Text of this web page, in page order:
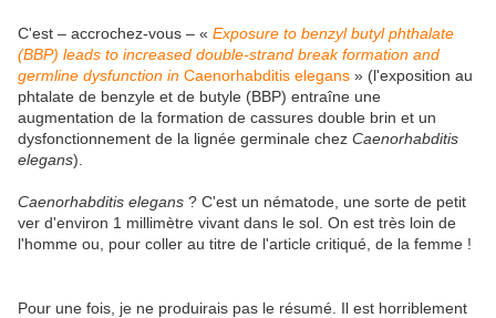
C'est – accrochez-vous – « Exposure to benzyl butyl phthalate
(BBP) leads to increased double-strand break formation and
germline dysfunction in Caenorhabditis elegans » (l'exposition au
phtalate de benzyle et de butyle (BBP) entraîne une
augmentation de la formation de cassures double brin et un
dysfonctionnement de la lignée germinale chez Caenorhabditis
elegans).
Caenorhabditis elegans ? C'est un nématode, une sorte de petit
ver d'environ 1 millimètre vivant dans le sol. On est très loin de
l'homme ou, pour coller au titre de l'article critiqué, de la femme !
Pour une fois, je ne produirais pas le résumé. Il est horriblement